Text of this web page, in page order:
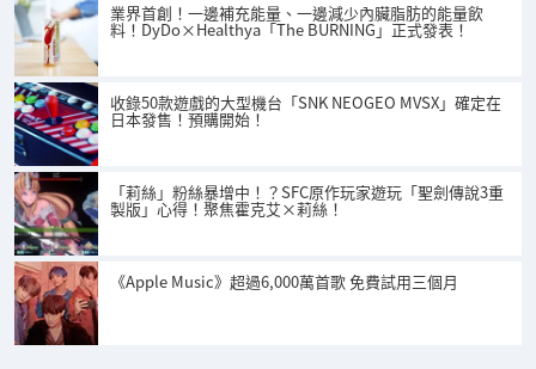
業界首創！一邊補充能量、一邊減少內臟脂肪的能量飲
料！DyDo×Healthya「The BURNING」正式發表！
收錄50款遊戲的大型機台「SNK NEOGEO MVSX」確定在
日本發售！預購開始！
「莉絲」粉絲暴增中！？SFC原作玩家遊玩「聖劍傳說3重
製版」心得！聚焦霍克艾×莉絲！
《Apple Music》超過6,000萬首歌 免費試用三個月